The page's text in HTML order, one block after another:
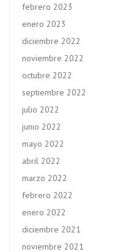
febrero 2023
enero 2023
diciembre 2022
noviembre 2022
octubre 2022
septiembre 2022
julio 2022
junio 2022
mayo 2022
abril 2022
marzo 2022
febrero 2022
enero 2022
diciembre 2021
noviembre 2021